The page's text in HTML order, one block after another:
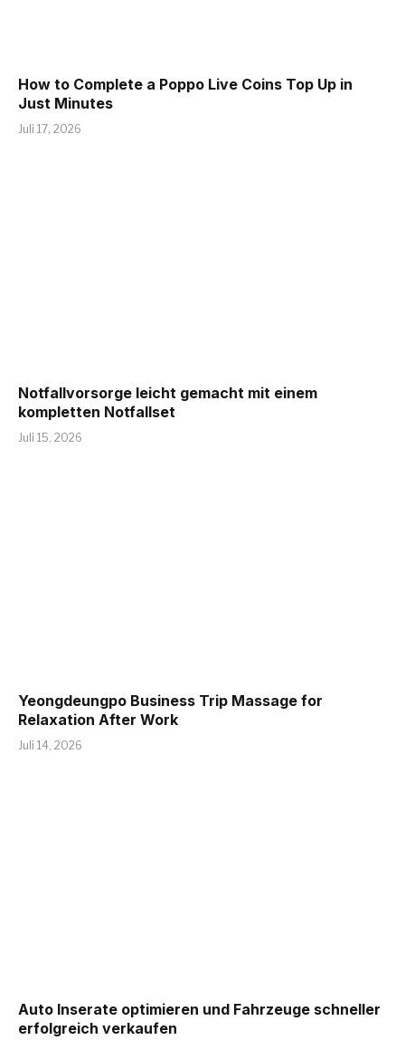
How to Complete a Poppo Live Coins Top Up in
Just Minutes
Juli 17, 2026
Notfallvorsorge leicht gemacht mit einem
kompletten Notfallset
Juli 15, 2026
Yeongdeungpo Business Trip Massage for
Relaxation After Work
Juli 14, 2026
Auto Inserate optimieren und Fahrzeuge schneller
erfolgreich verkaufen